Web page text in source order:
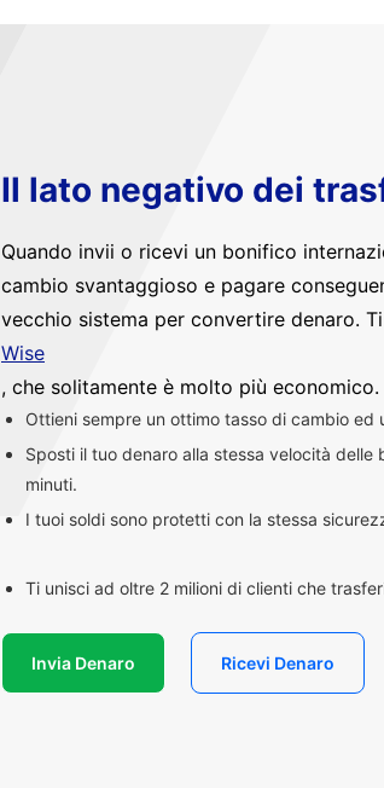
Il lato negativo dei
Quando invii o ricevi un bonifico
cambio svantaggioso e pagare
vecchio sistema per convertire denaro.
Wise
, che solitamente è molto più
Ottieni sempre un ottimo tasso di cambio ed
Sposti il tuo denaro alla stessa velocità
minuti.
I tuoi soldi sono protetti con la stessa
Ti unisci ad oltre 2 milioni di clienti che
Invia Denaro Ricevi Denaro